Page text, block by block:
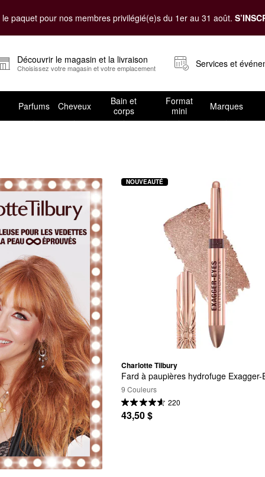
paquet pour nos membres privilégié(e)s du 1er au 31 août.
Découvrir le magasin et la livraison
Choisissez votre magasin et votre emplacement Services et
Parfums Cheveux
Bain et
corps
Format
mini
Marques
Charlotte Tilbury
Fard à paupières hydrofuge Exagger-
9 Couleurs
220
43,50 $
NOUVEAUTÉ